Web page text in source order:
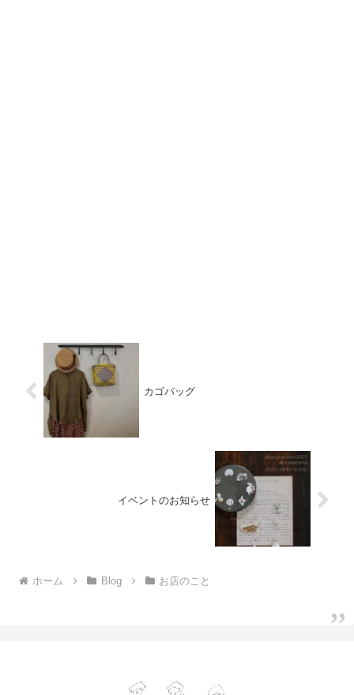
カゴバッグ
イベントのお知らせ
ホーム Blog お店のこと